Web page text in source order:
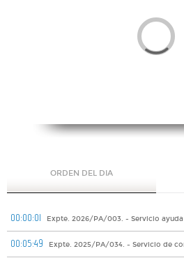
ORDEN DEL DIA
00:00:01 Expte. 2026/PA/003. - Servicio
00:05:49 Expte. 2025/PA/034. - Servicio de